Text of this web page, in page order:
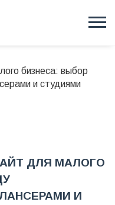
бизнеса: выбор
и студиями
ДЛЯ МАЛОГО
И